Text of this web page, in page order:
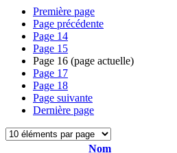
Première page
Page précédente
Page 14
Page 15
Page 16 (page actuelle)
Page 17
Page 18
Page suivante
Dernière page
Nom